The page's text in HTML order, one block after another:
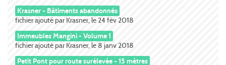
Krasner - Bâtiments abandonnés
fichier ajouté par Krasner, le 24 fév 2018
Immeubles Mangini - Volume 1
fichier ajouté par Krasner, le 8 janv 2018
Petit Pont pour route surélevée - 15 mètres